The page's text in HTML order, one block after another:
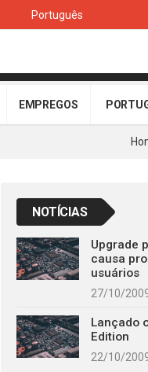
Português
EMPREGOS
NOTÍCIAS
Upgrade
causa
usuários
27/10/
Lançado
Edition
22/10/